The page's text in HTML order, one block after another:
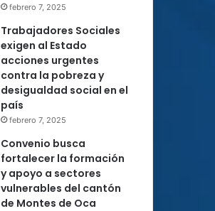
febrero 7, 2025
Trabajadores Sociales
exigen al Estado
acciones urgentes
contra la pobreza y
desigualdad social en el
país
febrero 7, 2025
Convenio busca
fortalecer la formación
y apoyo a sectores
vulnerables del cantón
de Montes de Oca